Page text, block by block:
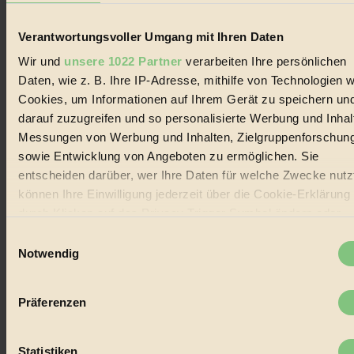
Verantwortungsvoller Umgang mit Ihren Daten
Wir und unsere 1022 Partner verarbeiten Ihre persönlichen
Daten, wie z. B. Ihre IP-Adresse, mithilfe von Technologien
Cookies, um Informationen auf Ihrem Gerät zu speichern
darauf zuzugreifen und so personalisierte Werbung und
Messungen von Werbung und Inhalten,
sowie Entwicklung von Angeboten zu ermöglichen. Sie
entscheiden darüber, wer Ihre Daten für welche Zwecke
können Ihre Einwilligung jederzeit über die Cookie-Erklärung
Informationen über Ihre geografische Lage erfassen,
welche bis auf einige Meter genau sein können
Merkmalen (Fingerprinting) identifizieren
Notwendig
Präferenzen
Statistiken
Lebenswandel. Es ist eine moderne Plattform für Ideen, Menschen
Handels mit Bioprodukten, des Fair-Trade sowie der Branche
alternativer Energien.
Social Media
22.601 Fans auf Facebook
3.415 Follower auf Twitter
Folge uns auf Instagram
Themen